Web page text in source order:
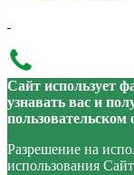
Сайт использует
узнавать вас и
пользовательском
Разрешение на
использования